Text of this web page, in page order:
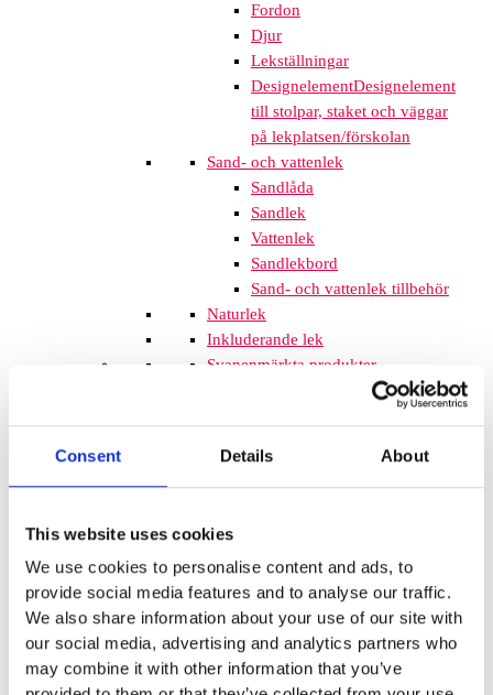
Consent Details About
This website uses cookies
We use cookies to personalise content and ads, to
provide social media features and to analyse our traffic.
We also share information about your use of our site with
our social media, advertising and analytics partners who
may combine it with other information that you’ve
Fordon
Djur
Lekställningar
DesignelementDesignelement
till stolpar, staket och väggar
på lekplatsen/förskolan
Sand- och vattenlek
Sandlåda
Sandlek
Vattenlek
Sandlekbord
Sand- och vattenlek tillbehör
Naturlek
Inkluderande lek
Svanenmärkta produkter
Trampolin
Trampolinerna är
tillverkade av fjädrande material som
komplettera lekplatsen med
trampoliner blir ett spännande inslag
som de flesta barnen uppskattar. De
tar inte mycket plats och de fälls ner
i marken så de kan med fördel
monteras mellan lekplatsutrustning